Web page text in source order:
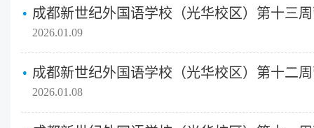
成都新世纪外国语学校（光华校区）第十三
2026.01.09
成都新世纪外国语学校（光华校区）第十二
2026.01.08